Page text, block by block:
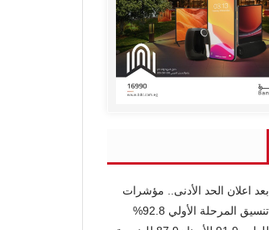
بعد اعلان الحد الأدنى.. مؤشرات
تنسيق المرحلة الأولي 92.8%